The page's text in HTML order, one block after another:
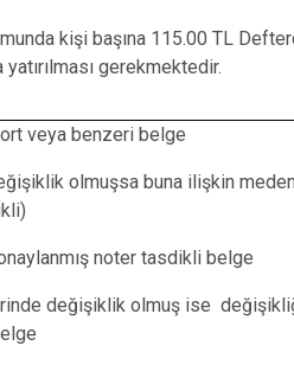
kişi başına 115.00 TL
gerekmektedir.
veya benzeri belge
olmuşsa buna ilişkin
noter tasdikli belge
değişiklik olmuş ise